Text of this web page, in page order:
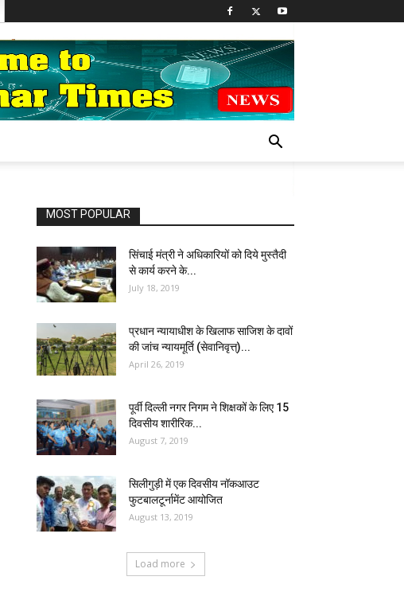
MOST POPULAR
सिंचाई मंत्री ने अधिकारियों को दिये मुस्तैदी
से कार्य करने के...
July 18, 2019
प्रधान न्यायाधीश के खिलाफ साजिश के दावों
की जांच न्यायमूर्ति (सेवानिवृत्त्)...
April 26, 2019
पूर्वी दिल्ली नगर निगम ने शिक्षकों के लिए 15
दिवसीय शारीरिक...
August 7, 2019
सिलीगुड़ी में एक दिवसीय नॉकआउट
फुटबालटूर्नामेंट आयोजित
August 13, 2019
Load more